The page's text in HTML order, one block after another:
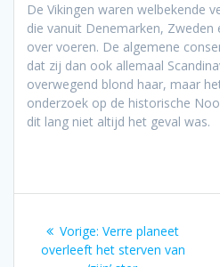
De Vikingen waren welbekende
die vanuit Denemarken,
over voeren. De algemene
dat zij dan ook allemaal
overwegend blond haar, maar
onderzoek op de historische
dit lang niet altijd het geval was.
navigatie
Vorige: Vorig
bericht:
Verre planeet
overleeft het sterven van